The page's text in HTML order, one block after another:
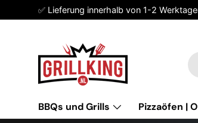
Direkt zum Inhalt
✅ Lieferung innerhalb von 1-2
BBQs und Grills Pizzaöfen |